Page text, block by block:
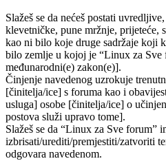
Slažeš se da nećeš postati
klevetničke, pune mržnje, prijeteće,
kao ni bilo koje druge sadržaje koji
bilo zemlje u kojoj je “Linux za Sve
međunarodni(e) zakon(e)].
Činjenje navedenog uzrokuje
[činitelja/ice] s foruma kao i
usluga] osobe [činitelja/ice] o
postova služi upravo tome].
Slažeš se da “Linux za Sve forum”
izbrisati/urediti/premjestiti/zatvoriti
odgovara navedenom.